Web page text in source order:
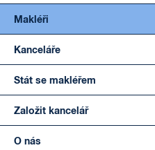
Makléři
Kanceláře
Stát se makléřem
Založit kancelář
O nás